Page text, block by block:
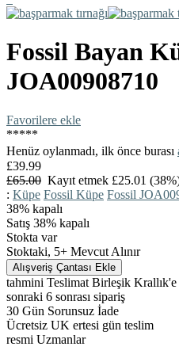
Fossil Bayan
JOA00908710
Favorilere ekle
*****
Henüz oylanmadı, ilk önce burası
£39.99
£65.00 Kayıt etmek £25.01
: Küpe Fossil Küpe Fossil
38% kapalı
Satış 38% kapalı
Stokta var
Stoktaki, 5+ Mevcut Alınır
tahmini Teslimat Birleşik
sonraki 6 sonrası sipariş
30 Gün Sorunsuz İade
Ücretsiz UK ertesi gün teslim
resmi Uzmanlar